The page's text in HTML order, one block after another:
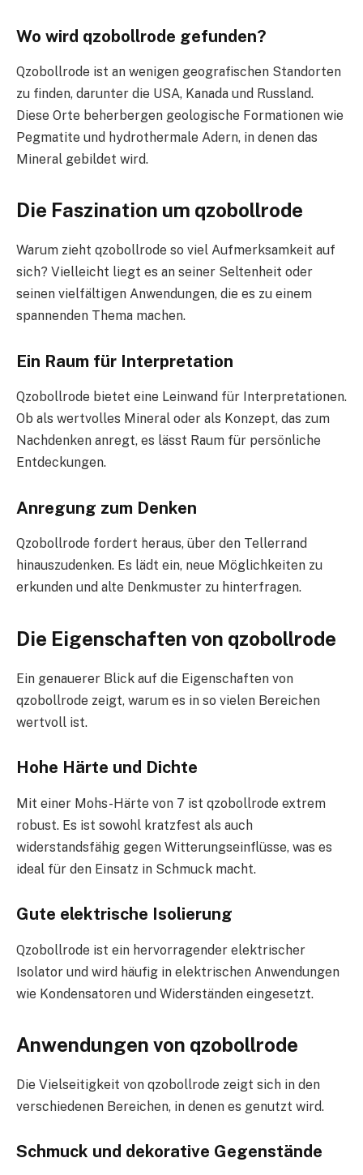
Wo wird qzobollrode gefunden?
Qzobollrode ist an wenigen geografischen Standorten
zu finden, darunter die USA, Kanada und Russland.
Diese Orte beherbergen geologische Formationen wie
Pegmatite und hydrothermale Adern, in denen das
Mineral gebildet wird.
Die Faszination um qzobollrode
Warum zieht qzobollrode so viel Aufmerksamkeit auf
sich? Vielleicht liegt es an seiner Seltenheit oder
seinen vielfältigen Anwendungen, die es zu einem
spannenden Thema machen.
Ein Raum für Interpretation
Qzobollrode bietet eine Leinwand für Interpretationen.
Ob als wertvolles Mineral oder als Konzept, das zum
Nachdenken anregt, es lässt Raum für persönliche
Entdeckungen.
Anregung zum Denken
Qzobollrode fordert heraus, über den Tellerrand
hinauszudenken. Es lädt ein, neue Möglichkeiten zu
erkunden und alte Denkmuster zu hinterfragen.
Die Eigenschaften von qzobollrode
Ein genauerer Blick auf die Eigenschaften von
qzobollrode zeigt, warum es in so vielen Bereichen
wertvoll ist.
Hohe Härte und Dichte
Mit einer Mohs-Härte von 7 ist qzobollrode extrem
robust. Es ist sowohl kratzfest als auch
widerstandsfähig gegen Witterungseinflüsse, was es
ideal für den Einsatz in Schmuck macht.
Gute elektrische Isolierung
Qzobollrode ist ein hervorragender elektrischer
Isolator und wird häufig in elektrischen Anwendungen
wie Kondensatoren und Widerständen eingesetzt.
Anwendungen von qzobollrode
Die Vielseitigkeit von qzobollrode zeigt sich in den
verschiedenen Bereichen, in denen es genutzt wird.
Schmuck und dekorative Gegenstände